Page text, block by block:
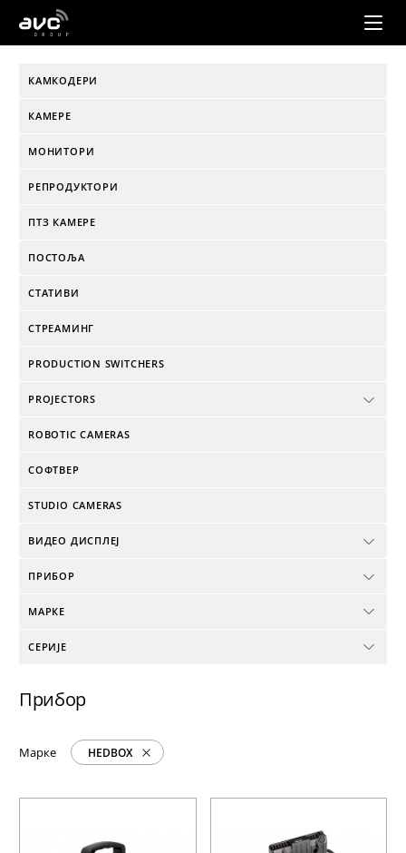
AVC
КАМКОДЕРИ
КАМЕРЕ
МОНИТОРИ
РЕПРОДУКТОРИ
ПТЗ КАМЕРЕ
ПОСТОЉА
СТАТИВИ
СТРЕАМИНГ
PRODUCTION SWITCHERS
PROJECTORS
ROBOTIC CAMERAS
СОФТВЕР
STUDIO CAMERAS
ВИДЕО ДИСПЛЕЈ
ПРИБОР
МАРКЕ
СЕРИЈЕ
Прибор
Марке HEDBOX